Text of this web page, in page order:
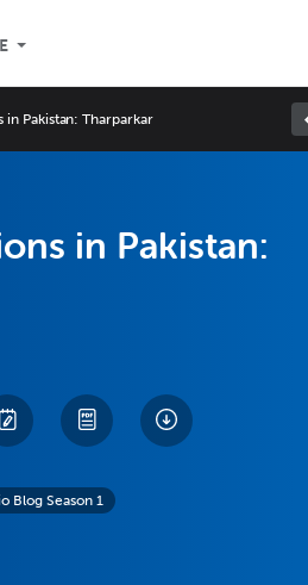
in Pakistan: Tharparkar
in Pakistan:
Blog Season 1